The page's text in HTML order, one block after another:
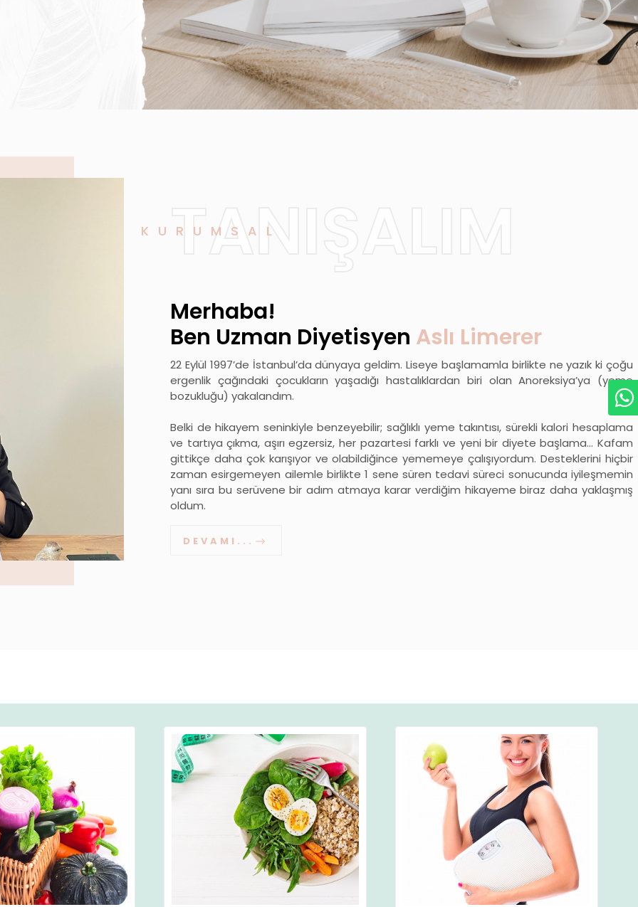
TANIŞALIM
KURUMSAL
Merhaba!
Ben Uzman Diyetisyen Aslı Limerer
22 Eylül 1997’de İstanbul’da dünyaya geldim. Liseye başlamamla birlikte ne yazık ki çoğu
ergenlik çağındaki çocukların yaşadığı hastalıklardan biri olan Anoreksiya’ya (yeme
bozukluğu) yakalandım.
Belki de hikayem seninkiyle benzeyebilir; sağlıklı yeme takıntısı, sürekli kalori hesaplama
ve tartıya çıkma, aşırı egzersiz, her pazartesi farklı ve yeni bir diyete başlama… Kafam
gittikçe daha çok karışıyor ve olabildiğince yememeye çalışıyordum. Desteklerini hiçbir
zaman esirgemeyen ailemle birlikte 1 sene süren tedavi süreci sonucunda iyileşmemin
yanı sıra bu serüvene bir adım atmaya karar verdiğim hikayeme biraz daha yaklaşmış
oldum.
DEVAMI...
Detaylar Detaylar Detaylar